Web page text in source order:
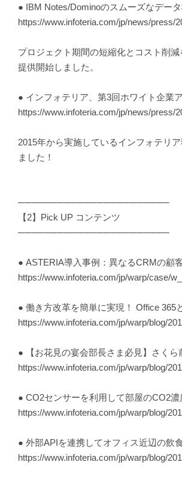
● IBM Notes/Dominoのスムーズなデー
https://www.infoteria.com/jp/news/press/
プロジェクト期間の短縮化とコスト削
提供開始しました。
● インフォテリア、第3回ホワイト企業
https://www.infoteria.com/jp/news/press/
2015年から実施しているインフォテリ
ました！
───────────────────────
【2】Pick UP コンテンツ
───────────────────────
● ASTERIA導入事例：異なるCRMの顧
https://www.infoteria.com/jp/warp/case/
● 働き方改革を簡単に実現！ Office 365
https://www.infoteria.com/jp/warp/blog/
● 【お花見の宴会部長さま必見】さく
https://www.infoteria.com/jp/warp/blog/
● CO2センサーを利用して部屋のCO2
https://www.infoteria.com/jp/warp/blog/
● 外部APIを連携してオフィス近辺の飲
https://www.infoteria.com/jp/warp/blog/